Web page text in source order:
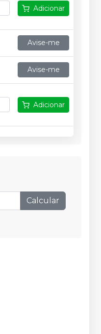
Adicionar
Avise-me
Avise-me
Adicionar
Calcular